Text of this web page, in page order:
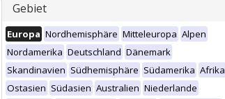
Gebiet
Europa Nordhemisphäre Mitteleuropa Alpen
Nordamerika Deutschland Dänemark
Skandinavien Südhemisphäre Südamerika Afrika
Ostasien Südasien Australien Niederlande